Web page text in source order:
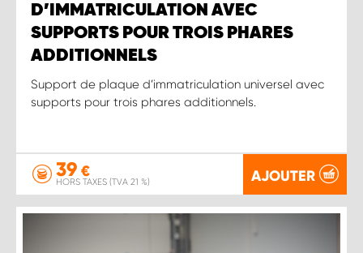
D’IMMATRICULATION AVEC
SUPPORTS POUR TROIS PHARES
ADDITIONNELS
Support de plaque d’immatriculation universel avec
supports pour trois phares additionnels.
39 €
HORS TAXES (TVA 21 %) AJOUTER